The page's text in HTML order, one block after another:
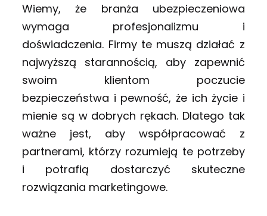
Wiemy, że branża ubezpieczeniowa
wymaga profesjonalizmu i
doświadczenia. Firmy te muszą działać z
najwyższą starannością, aby zapewnić
swoim klientom poczucie
bezpieczeństwa i pewność, że ich życie i
mienie są w dobrych rękach. Dlatego tak
ważne jest, aby współpracować z
partnerami, którzy rozumieją te potrzeby
i potrafią dostarczyć skuteczne
rozwiązania marketingowe.